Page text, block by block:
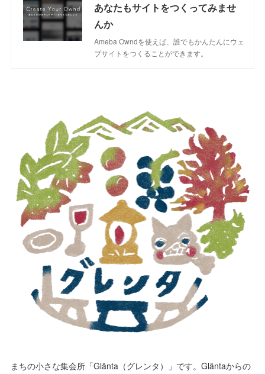
あなたもサイトをつくってみませ
んか
Ameba Owndを使えば、誰でもかんたんにウェ
ブサイトをつくることができます。
まちの小さな集会所「Glänta（グレンタ）」です。Gläntaからの